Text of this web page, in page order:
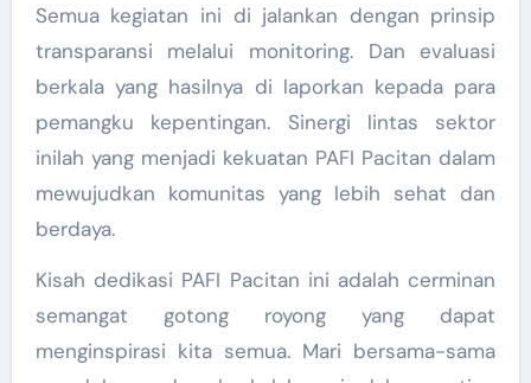
Semua kegiatan ini di jalankan dengan prinsip
transparansi melalui monitoring. Dan evaluasi
berkala yang hasilnya di laporkan kepada para
pemangku kepentingan. Sinergi lintas sektor
inilah yang menjadi kekuatan PAFI Pacitan dalam
mewujudkan komunitas yang lebih sehat dan
berdaya.
Kisah dedikasi PAFI Pacitan ini adalah cerminan
semangat gotong royong yang dapat
menginspirasi kita semua. Mari bersama-sama